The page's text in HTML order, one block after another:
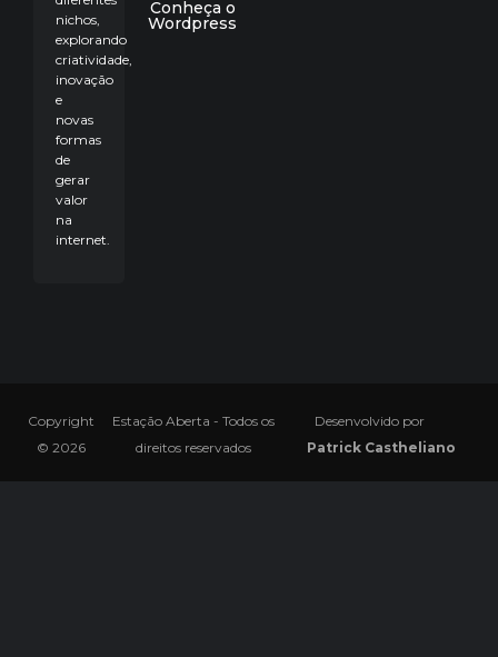
nichos,
explorando
criatividade,
inovação
e
novas
formas
de
gerar
valor
na
internet.
Conheça o
Wordpress
Copyright
© 2026
Estação Aberta - Todos os
direitos reservados
Desenvolvido por
Patrick Castheliano